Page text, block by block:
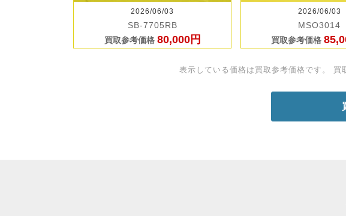
2026/06/03
SB-7705RB
買取参考価格 80,000円
2026/06/03
MSO3014
買取参考価格
表示している価格は買取参考価格です。 買